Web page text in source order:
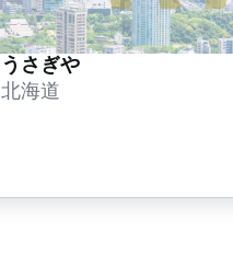
うさぎや
北海道